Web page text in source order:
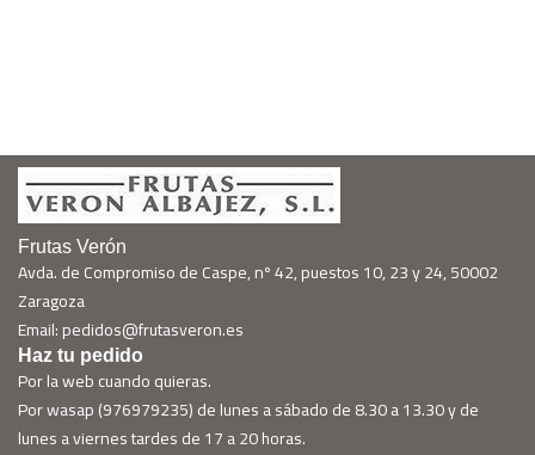
Frutas Verón
Avda. de Compromiso de Caspe, nº 42, puestos 10, 23 y 24, 50002
Zaragoza
Email: pedidos@frutasveron.es
Haz tu pedido
Por la web cuando quieras.
Por wasap (976979235) de lunes a sábado de 8.30 a 13.30 y de
lunes a viernes tardes de 17 a 20 horas.